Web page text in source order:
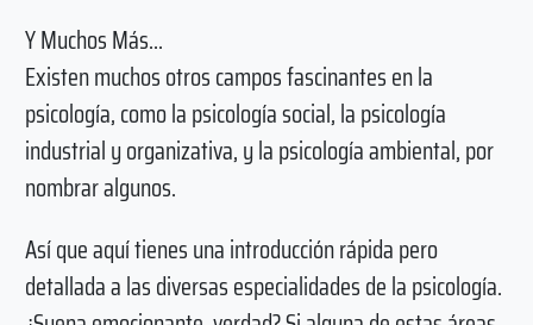
Y Muchos Más...
Existen muchos otros campos fascinantes en la
psicología, como la psicología social, la psicología
industrial y organizativa, y la psicología ambiental, por
nombrar algunos.
Así que aquí tienes una introducción rápida pero
detallada a las diversas especialidades de la psicología.